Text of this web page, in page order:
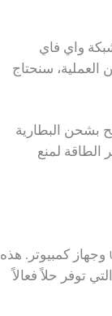
واي فاي
العملية، سنحتاج
بشحن البطارية
الطاقة لمنع
قد نحتاج إلى كابل USB وجهاز كمبيوتر. هذه
الأدوات ضرورية بشكل خاص عند استخدام برامج متخصصة مثل أداة iMyFone LockWiper التي توفر حلاً فعالاً